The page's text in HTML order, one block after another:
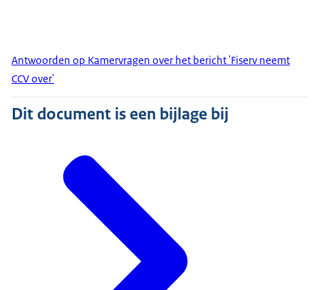
Antwoorden op Kamervragen over het bericht 'Fiserv neemt
CCV over'
Dit document is een bijlage bij